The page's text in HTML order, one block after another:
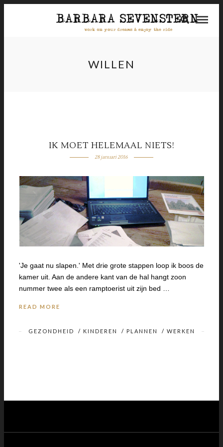
WILLEN
IK MOET HELEMAAL NIETS!
28 januari 2016
'Je gaat nu slapen.' Met drie grote stappen loop ik boos de
kamer uit. Aan de andere kant van de hal hangt zoon
nummer twee als een ramptoerist uit zijn bed …
READ MORE
GEZONDHEID / KINDEREN / PLANNEN / WERKEN